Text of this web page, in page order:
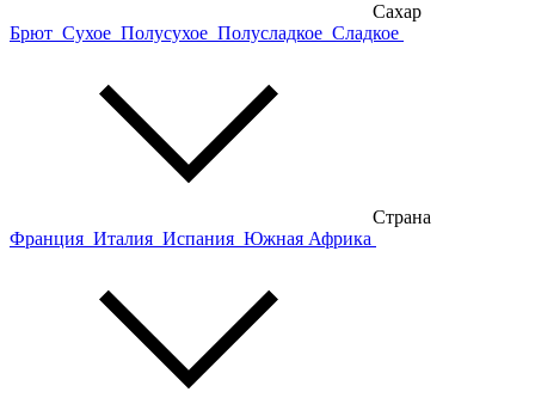
Сахар
Брют Сухое Полусухое Полусладкое Сладкое
Страна
Франция Италия Испания Южная Африка